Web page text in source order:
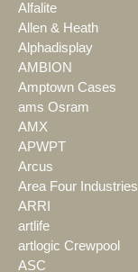
Alfalite
Allen & Heath
Alphadisplay
AMBION
Amptown Cases
ams Osram
AMX
APWPT
Arcus
Area Four Industries
ARRI
artlife
artlogic Crewpool
ASC